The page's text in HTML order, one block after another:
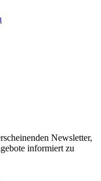
Newsletter,
informiert zu